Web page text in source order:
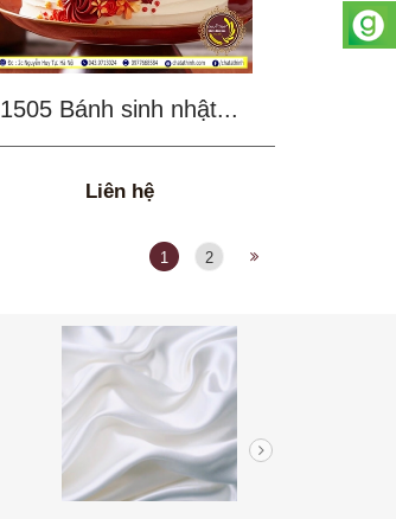
1505 Bánh sinh nhật...
Liên hệ
1 2